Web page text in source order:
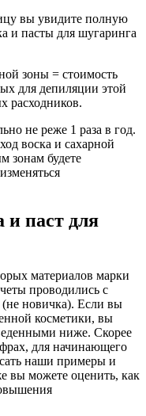
вы увидите полную
и пасты для шугаринга
зоны = стоимость
для депиляции этой
расходников.
не реже 1 раза в год.
воска и сахарной
зонам будете
и паст для
материалов марки
проводились с
(не новичка). Если вы
косметики, вы
ниже. Скорее
для начинающего
наши примеры и
вы можете оценить, как